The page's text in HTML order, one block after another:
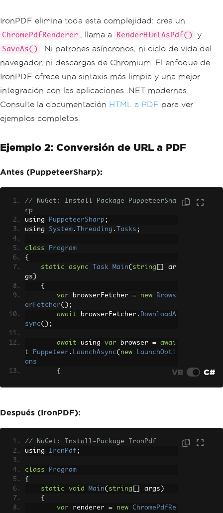
IronPDF elimina toda esta complejidad: crea un
ChromePdfRenderer , llama a RenderHtmlAsPdf() y
SaveAs()
. Ni patrones asíncronos, ni ciclo de vida del
navegador, ni descargas de Chromium. El enfoque de
IronPDF ofrece una sintaxis más limpia y una mejor
integración con las aplicaciones .NET modernas.
Consulte la documentación HTML a PDF para ver
ejemplos completos.
Ejemplo 2: Conversión de URL a PDF
Antes (PuppeteerSharp):
// NuGet: Install-Package PuppeteerSha
rp
using
PuppeteerSharp ;
using System . Threading . Tasks ;
class
Program
{
static
async Task Main( string
ar
gs )
{
var browserFetcher = new
Brows
erFetcher();
await browserFetcher . DownloadA
sync();
await using var browser =
awai
t
Puppeteer . LaunchAsync( new
LaunchOpti
ons
{
await using
rowser
NewPageAsync
await page.GoToAsync("https://
www.example.com" );
await
PdfAsync
);
}
VB C#
Después (IronPDF):
// NuGet: Install-Package IronPdf
using IronPdf ;
class
Program
{
static
void Main( string args )
{
var renderer = new
ChromePdfRe